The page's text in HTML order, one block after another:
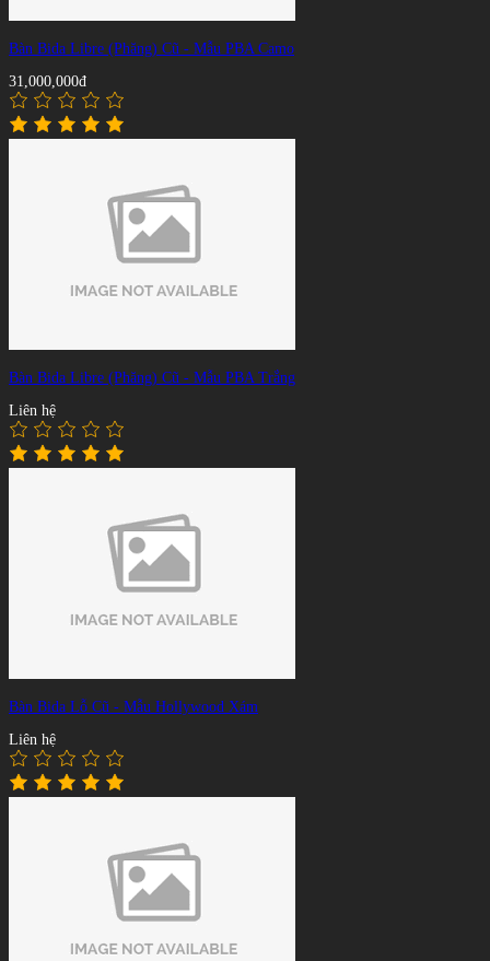
Bàn Bida Libre (Phăng) Cũ - Mẫu PBA Camo
31,000,000đ
Bàn Bida Libre (Phăng) Cũ - Mẫu PBA Trắng
Liên hệ
Bàn Bida Lỗ Cũ - Mẫu Hollywood Xám
Liên hệ